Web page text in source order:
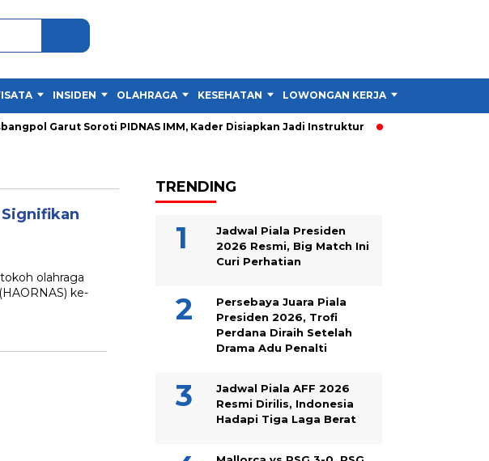
INSIDEN OLAHRAGA KESEHATAN LOWONGAN KERJA
Garut Soroti PIDNAS IMM, Kader Disiapkan Jadi Instruktur
olahraga
ke-
TRENDING
Jadwal Piala Presiden
2026 Resmi, Big Match Ini
Curi Perhatian
Persebaya Juara Piala
Presiden 2026, Trofi
Perdana Diraih Setelah
Drama Adu Penalti
Jadwal Piala AFF 2026
Resmi Dirilis, Indonesia
Hadapi Tiga Laga Berat